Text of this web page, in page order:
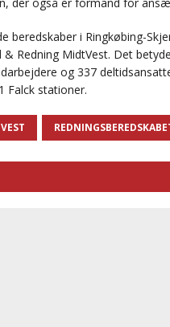
beredskaber i Ringkøbing-
Redning MidtVest. Det
og 337
Falck stationer.